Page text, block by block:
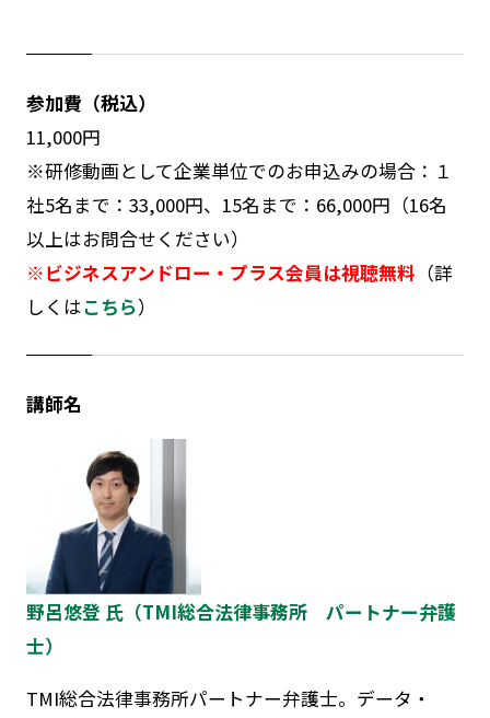
参加費（税込）
11,000円
※研修動画として企業単位でのお申込みの場合：１
社5名まで：33,000円、15名まで：66,000円（16名
以上はお問合せください）
※ビジネスアンドロー・プラス会員は視聴無料 （詳
しくはこちら）
講師名
野呂悠登 氏（TMI総合法律事務所 パートナー弁護
士）
TMI総合法律事務所パートナー弁護士。データ・